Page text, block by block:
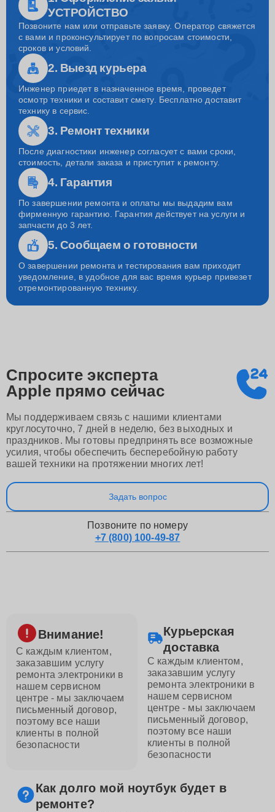
УСТРОЙСТВО
Позвоните нам или отправьте заявку. Оператор свяжется
с вами и проконсультирует по вопросам стоимости,
сроков и условий.
2. Выезд курьера
Инженер приедет в назначенное время, проведет
осмотр техники и составит смету. Бесплатно доставит
технику в сервис.
3. Ремонт техники
После диагностики инженер согласует с вами сроки,
стоимость, детали заказа и приступит к ремонту.
4. Гарантия
По завершении ремонта и оплаты мы выдадим вам
фирменную гарантию. Гарантия действует на услуги и
запчасти до 3 лет.
5. Сообщаем о готовности
О завершении ремонта и тестирования вам приходит
уведомление, в удобное для вас время курьер привезет
отремонтированную технику.
Спросите эксперта
Apple прямо сейчас
Мы поддерживаем связь с нашими клиентами
круглосуточно, 7 дней в неделю, без выходных и
праздников. Мы готовы предпринять все возможные
усилия, чтобы обеспечить бесперебойную работу
вашей техники на протяжении многих лет!
Задать вопрос
Позвоните по номеру
+7 (800) 100-49-87
Внимание!
С каждым клиентом,
заказавшим услугу
ремонта электроники в
нашем сервисном
центре - мы заключаем
письменный договор,
поэтому все наши
клиенты в полной
безопасности
Курьерская
доставка
С каждым клиентом,
заказавшим услугу
ремонта электроники в
нашем сервисном
центре - мы заключаем
письменный договор,
поэтому все наши
клиенты в полной
безопасности
Как долго мой ноутбук будет в
ремонте?